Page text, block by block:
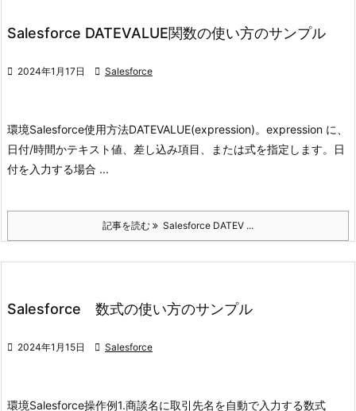
Salesforce DATEVALUE関数の使い方のサンプル
 2024年1月17日  Salesforce
環境Salesforce使用方法DATEVALUE(expression)。 expression に、
日付/時間かテキスト値、差し込み項目、または式を指定します。
日
付を入力する場合 ...
記事を読む Salesforce DATEV ...
Salesforce 数式の使い方のサンプル
 2024年1月15日  Salesforce
環境Salesforce操作例1.商談名に取引先名を自動で入力する数式